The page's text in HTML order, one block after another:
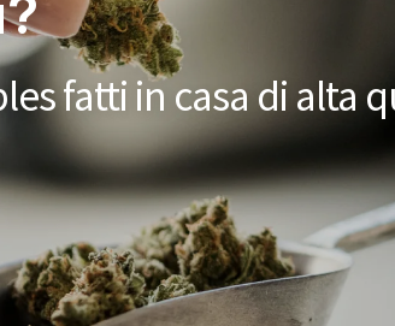
fatti in casa di alta